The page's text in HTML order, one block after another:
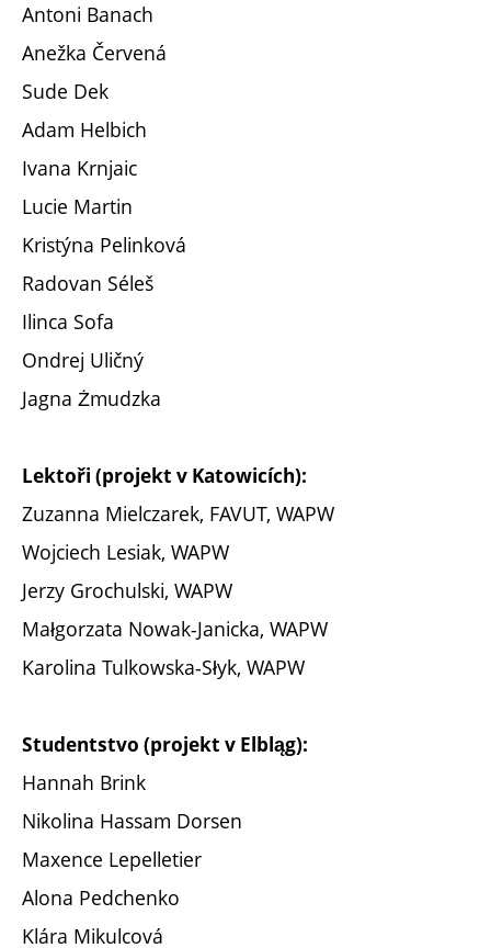
Antoni Banach
Anežka Červená
Sude Dek
Adam Helbich
Ivana Krnjaic
Lucie Martin
Kristýna Pelinková
Radovan Séleš
Ilinca Sofa
Ondrej Uličný
Jagna Żmudzka
Lektoři (projekt v Katowicích):
Zuzanna Mielczarek, FAVUT, WAPW
Wojciech Lesiak, WAPW
Jerzy Grochulski, WAPW
Małgorzata Nowak-Janicka, WAPW
Karolina Tulkowska-Słyk, WAPW
Studentstvo (projekt v Elbląg):
Hannah Brink
Nikolina Hassam Dorsen
Maxence Lepelletier
Alona Pedchenko
Klára Mikulcová